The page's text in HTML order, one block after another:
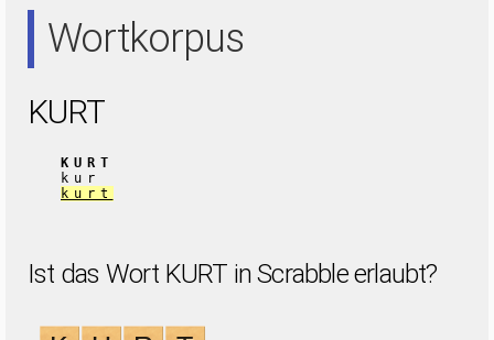
Wortkorpus
KURT
KURT
kur
kurt
Ist das Wort KURT in Scrabble erlaubt?